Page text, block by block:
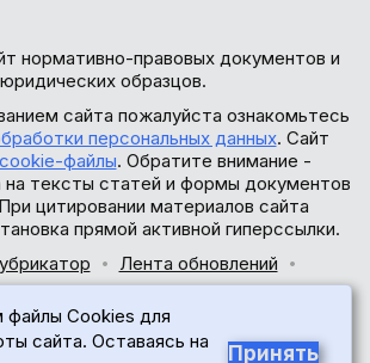
нормативно-правовых документов и
юридических образцов.
сайта пожалуйста ознакомьтесь
персональных данных. Сайт
cookie-файлы. Обратите внимание -
на тексты статей и формы документов
цитировании материалов сайта
прямой активной гиперссылки.
Лента обновлений
© 2017-2026
Cookies для
сайта. Оставаясь на
Принять